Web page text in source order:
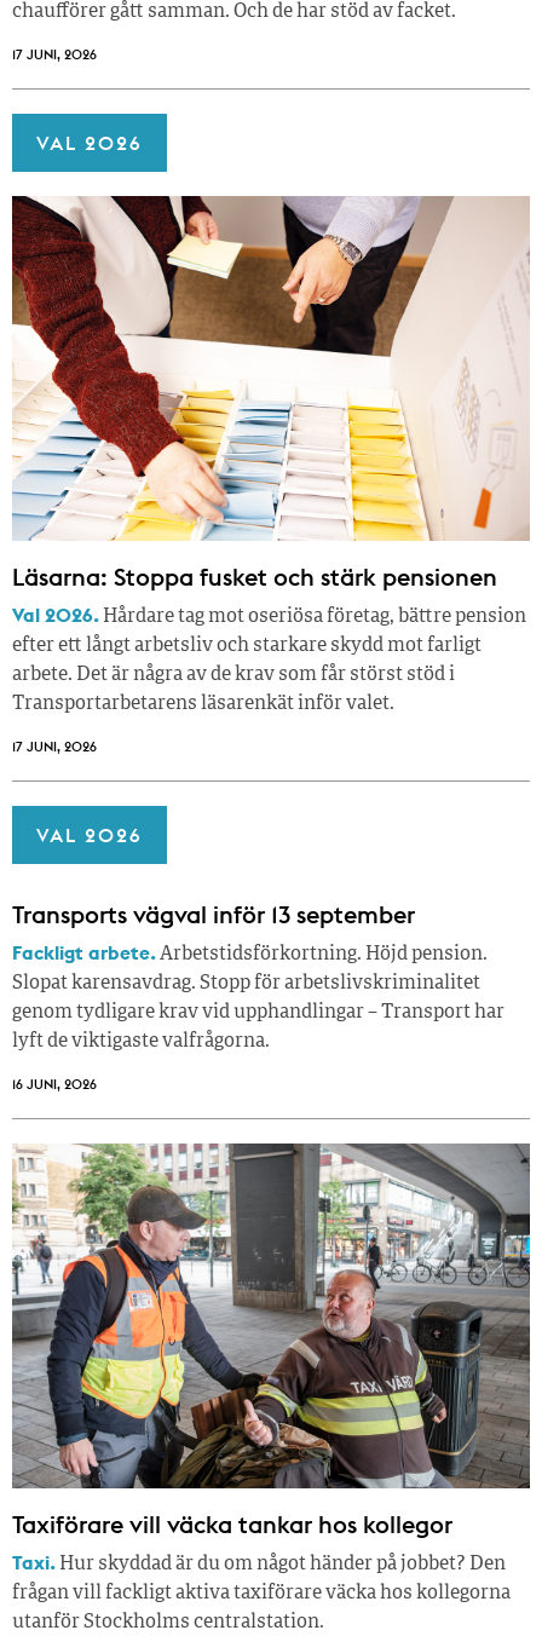
chaufförer gått samman. Och de har stöd av facket.
17 JUNI, 2026
VAL 2026
Läsarna: Stoppa fusket och stärk pensionen
Val 2026. Hårdare tag mot oseriösa företag, bättre pension
efter ett långt arbetsliv och starkare skydd mot farligt
arbete. Det är några av de krav som får störst stöd i
Transportarbetarens läsar­enkät inför valet.
17 JUNI, 2026
VAL 2026
Transports vägval inför 13 september
Fackligt arbete.Arbetstidsförkortning. Höjd pension.
Slopat karensavdrag. Stopp för arbetslivskriminalitet
genom tydligare krav vid upphandlingar – Transport har
lyft de viktigaste valfrågorna.
16 JUNI, 2026
Taxiförare vill väcka tankar hos kollegor
Taxi. Hur skyddad är du om något händer på jobbet? Den
frågan vill fackligt aktiva taxiförare väcka hos kollegorna
utanför Stockholms centralstation.